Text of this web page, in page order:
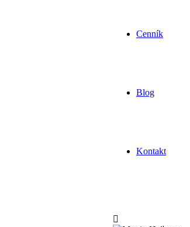
Cenník
Blog
Kontakt